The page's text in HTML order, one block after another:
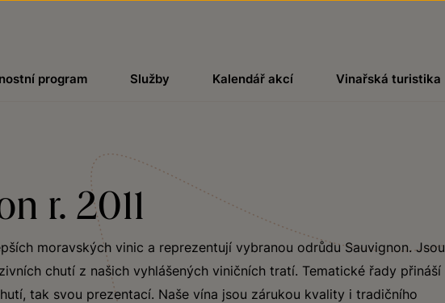
program Služby Kalendář akcí Vinařská turistika
r. 2011
moravských vinic a reprezentují vybranou odrůdu Sauvignon. Jsou
chutí z našich vyhlášených viničních tratí. Tematické řady přináší
tak svou prezentací. Naše vína jsou zárukou kvality i tradičního